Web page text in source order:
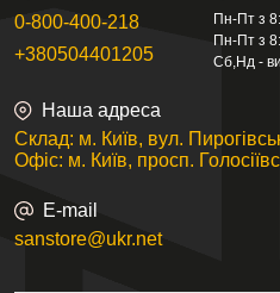
0-800-400-218
+380504401205
Пн-Пт з
Пн-Пт з
Сб,Нд -
Наша адреса
Склад: м. Київ, вул.
Офіс: м. Київ, просп.
E-mail
sanstore@ukr.net